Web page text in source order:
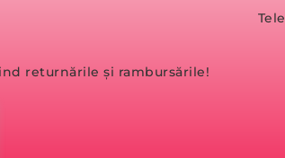
returnările și rambursările!